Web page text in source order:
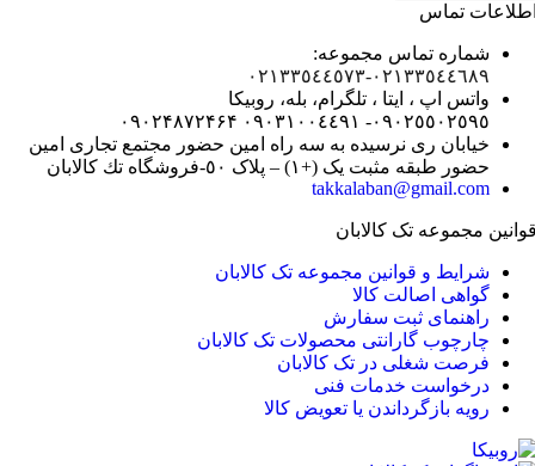
تماس
شماره تماس مجموعه:
۰۲۱٣٣٥٤٤٦٨٩- ۰٢١٣٣٥٤٤٥٧٣
واتس اپ ، ایتا ، تلگرام، بله، روبیکا
۰٩٠٢٥٥٠٢٥٩٥-
۰٩٠٣١٠٠٤٤٩١ ۰٩٠٢۴۸۷٢۴۶۴
خیابان ری نرسيده به سه راه امين حضور مجتمع تجاری امين
حضور طبقه مثبت یک (+۱) – پلاک ٥٠-فروشگاه تك كالابان
takkalaban@gmail.com
مجموعه تک کالابان
شرایط و قوانین مجموعه تک کالابان
گواهی اصالت كالا
راهنمای ثبت سفارش
چارچوب گارانتی محصولات تک کالابان
فرصت شغلی در تک کالابان
درخواست خدمات فنی
رویه بازگرداندن یا تعویض کالا